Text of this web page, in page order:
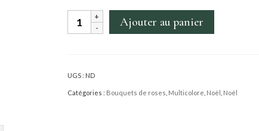
quantité
de
spécial
Ajouter au panier
UGS : ND
Catégories : Bouquets de roses Multicolore Noël Noël